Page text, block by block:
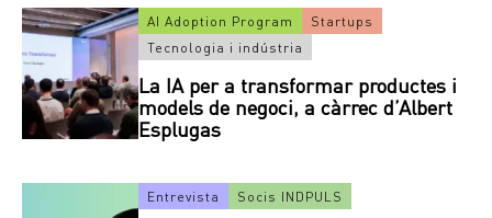
AI Adoption Program
Startups
Tecnologia i indústria
La IA per a transformar productes i
models de negoci, a càrrec d’Albert
Esplugas
Entrevista Socis INDPULS